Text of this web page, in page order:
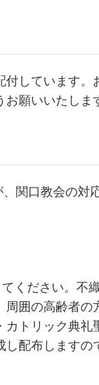
付しています。
願いいたしま
関口教会の対
ください。不
周囲の高齢者の
カトリック典礼
し配布しますの